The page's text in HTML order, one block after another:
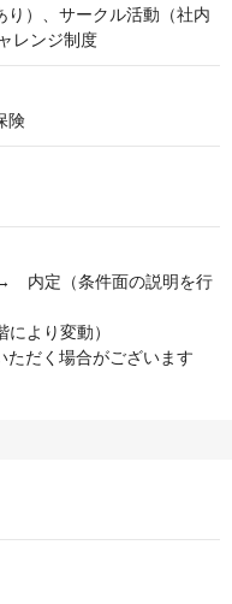
り）、サークル活動（社内
レンジ制度
険
内定（条件面の説明を行
より変動）
だく場合がございます